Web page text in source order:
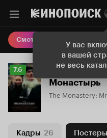
У вас
в вашей
не весь
Смотреть кино
Рейтинг
Кинопоиска
7.6
7.6
Монастырь
The Monastery:
Кадры 26 Постеры